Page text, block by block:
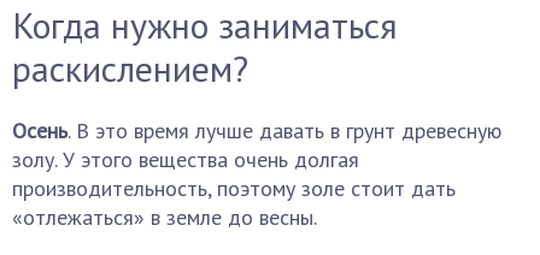
Когда нужно заниматься
раскислением?
Осень. В это время лучше давать в грунт древесную
золу. У этого вещества очень долгая
производительность, поэтому золе стоит дать
«отлежаться» в земле до весны.